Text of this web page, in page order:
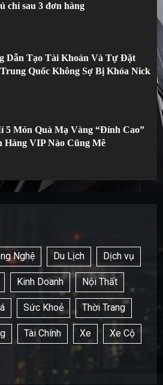
chỉ sau 3 đơn hàng
Dẫn Tạo Tài Khoản Và Tự Đặt
Quốc Không Sợ Bị Khóa Nick
5 Món Quà Mạ Vàng “Đỉnh Cao”
Hàng VIP Nào Cũng Mê
Nghệ Du Lịch Dịch vụ
Kinh Doanh Nội Thất
Sức Khoẻ Thời Trang
Tài Chính Xe Xe Cộ